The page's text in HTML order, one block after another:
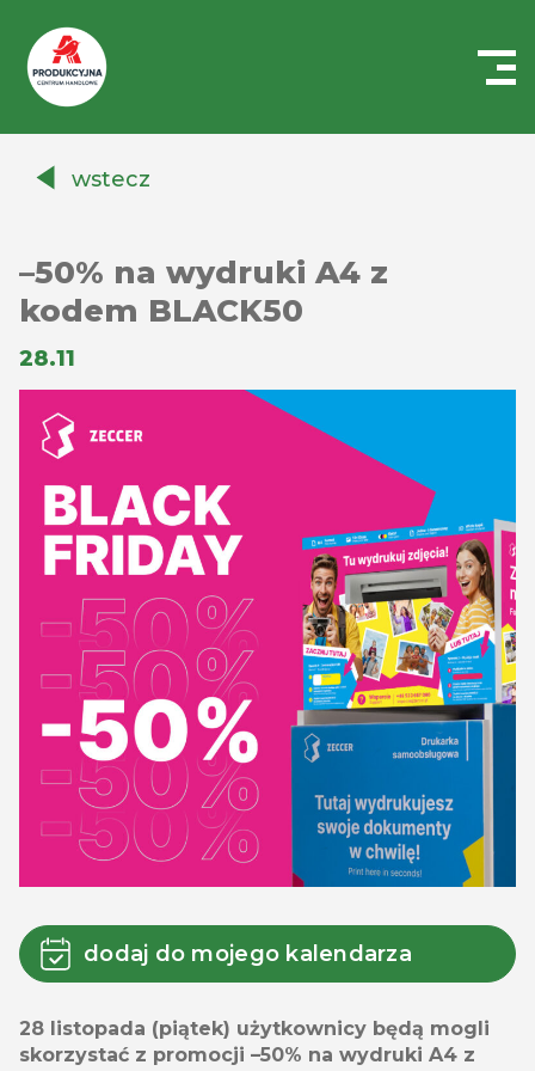
Auchanwstecz
–50% na wydruki A4 z
kodem BLACK50
28.11
dodaj do mojego kalendarza
28 listopada (piątek) użytkownicy będą mogli
skorzystać z promocji –50% na wydruki A4 z